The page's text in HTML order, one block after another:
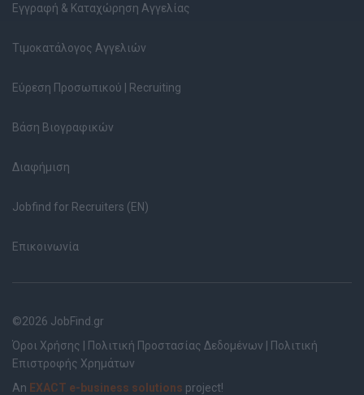
Εγγραφή & Καταχώρηση Αγγελίας
Τιμοκατάλογος Αγγελιών
Εύρεση Προσωπικού | Recruiting
Βάση Βιογραφικών
Διαφήμιση
Jobfind for Recruiters (EN)
Επικοινωνία
©2026 JobFind.gr
Όροι Χρήσης
Πολιτική Προστασίας Δεδομένων
Πολιτική
Επιστροφής Χρημάτων
An EXACT e-business solutions project!